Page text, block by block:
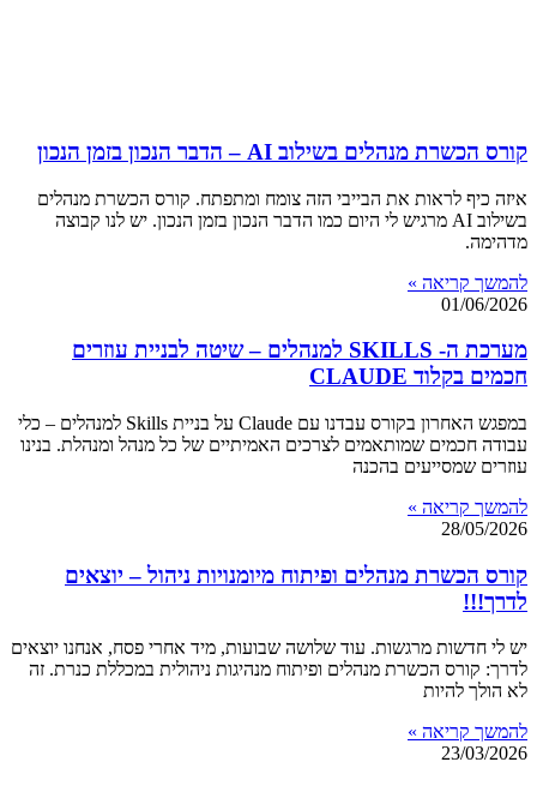
קורס הכשרת מנהלים בשילוב AI – הדבר הנכון בזמן הנכון
איזה כיף לראות את הבייבי הזה צומח ומתפתח. קורס הכשרת מנהלים
בשילוב AI מרגיש לי היום כמו הדבר הנכון בזמן הנכון. יש לנו קבוצה
מדהימה.
להמשך קריאה »
01/06/2026
מערכת ה- SKILLS למנהלים – שיטה לבניית עוזרים
חכמים בקלוד CLAUDE
במפגש האחרון בקורס עבדנו עם Claude על בניית Skills למנהלים – כלי
עבודה חכמים שמותאמים לצרכים האמיתיים של כל מנהל ומנהלת. בנינו
עוזרים שמסייעים בהכנה
להמשך קריאה »
28/05/2026
קורס הכשרת מנהלים ופיתוח מיומנויות ניהול – יוצאים
לדרך!!!
יש לי חדשות מרגשות. עוד שלושה שבועות, מיד אחרי פסח, אנחנו יוצאים
לדרך: קורס הכשרת מנהלים ופיתוח מנהיגות ניהולית במכללת כנרת. זה
לא הולך להיות
להמשך קריאה »
23/03/2026